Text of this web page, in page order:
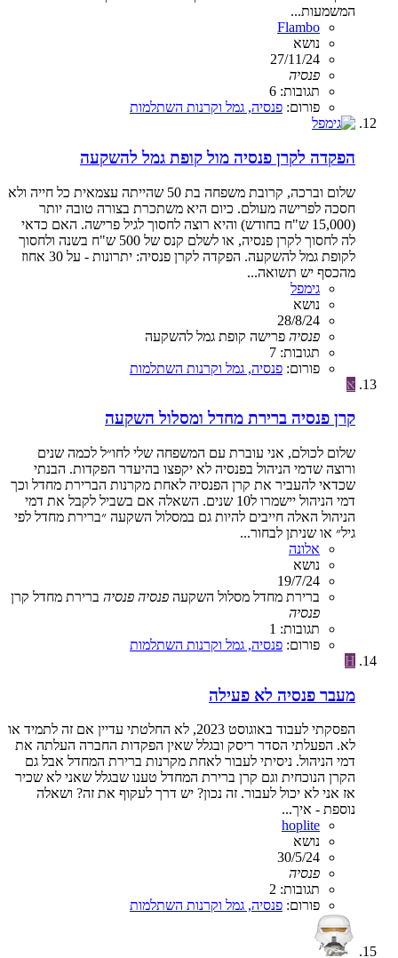
המשמעות...
Flambo
נושא
27/11/24
פנסיה
תגובות: 6
פורום: פנסיה, גמל וקרנות השתלמות
הפקדה לקרן פנסיה מול קופת גמל להשקעה
שלום וברכה, קרובת משפחה בת 50 שהייתה עצמאית כל חייה ולא
חסכה לפרישה מעולם. כיום היא משתכרת בצורה טובה יותר
(15,000 ש"ח בחודש) והיא רוצה לחסוך לגיל פרישה. האם כדאי
לה לחסוך לקרן פנסיה, או לשלם קנס של 500 ש"ח בשנה ולחסוך
לקופת גמל להשקעה. הפקדה לקרן פנסיה: יתרונות - על 30 אחוז
מהכסף יש תשואה...
גימפל
נושא
28/8/24
פנסיה פרישה קופת גמל להשקעה
תגובות: 7
פורום: פנסיה, גמל וקרנות השתלמות
א
קרן פנסיה ברירת מחדל ומסלול השקעה
שלום לכולם, אני עוברת עם המשפחה שלי לחו״ל לכמה שנים
ורוצה שדמי הניהול בפנסיה לא יקפצו בהיעדר הפקדות. הבנתי
שכדאי להעביר את קרן הפנסיה לאחת מקרנות הברירת מחדל וכך
דמי הניהול יישמרו ל10 שנים. השאלה אם בשביל לקבל את דמי
הניהול האלה חייבים להיות גם במסלול השקעה ״ברירת מחדל לפי
גיל״ או שניתן לבחור...
אלונה
נושא
19/7/24
ברירת מחדל מסלול השקעה פנסיה פנסיה ברירת מחדל קרן
פנסיה
תגובות: 1
פורום: פנסיה, גמל וקרנות השתלמות
H
מעבר פנסיה לא פעילה
הפסקתי לעבוד באוגוסט 2023, לא החלטתי עדיין אם זה לתמיד או
לא. הפעלתי הסדר ריסק ובגלל שאין הפקדות החברה העלתה את
דמי הניהול. ניסיתי לעבור לאחת מקרנות ברירת המחדל אבל גם
הקרן הנוכחית וגם קרן ברירת המחדל טענו שבגלל שאני לא שכיר
אז אני לא יכול לעבור. זה נכון? יש דרך לעקוף את זה? ושאלה
נוספת - איך...
hoplite
נושא
30/5/24
פנסיה
תגובות: 2
פורום: פנסיה, גמל וקרנות השתלמות